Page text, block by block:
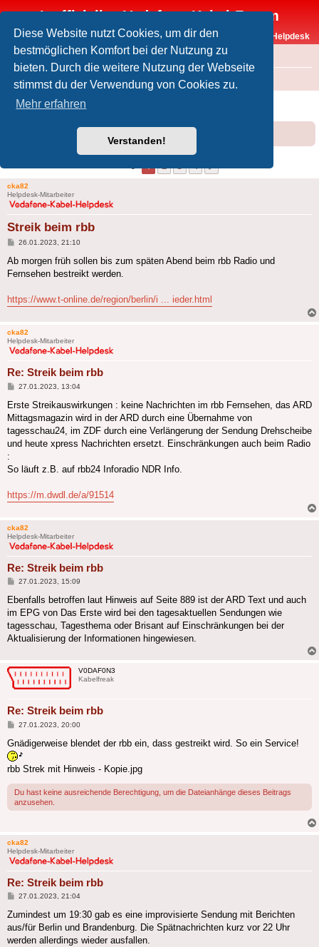
Diese Website nutzt Cookies, um dir den
bestmöglichen Komfort bei der Nutzung zu
bieten. Durch die weitere Nutzung der Webseite
stimmst du der Verwendung von Cookies zu.
Mehr erfahren
Verstanden!
Inoffizielles Vodafone-Kabel-Forum
Vodafone-Kabel-Helpdesk
FAQ
Foren-Übersicht Offtopic
Streik beim rbb
1 2 3 4 Nächste
cka82
Helpdesk-Mitarbeiter
Streik beim rbb
Beitrag
26.01.2023, 21:10
Ab morgen früh sollen bis zum späten Abend beim rbb Radio und
Fernsehen bestreikt werden.
https://www.t-online.de/region/berlin/i ... ieder.html
cka82
Helpdesk-Mitarbeiter
Re: Streik beim rbb
Beitrag
27.01.2023, 13:04
Erste Streikauswirkungen : keine Nachrichten im rbb Fernsehen, das ARD
Mittagsmagazin wird in der ARD durch eine Übernahme von
tagesschau24, im ZDF durch eine Verlängerung der Sendung Drehscheibe
und heute xpress Nachrichten ersetzt. Einschränkungen auch beim Radio
:
So läuft z.B. auf rbb24 Inforadio NDR Info.
https://m.dwdl.de/a/91514
cka82
Helpdesk-Mitarbeiter
Re: Streik beim rbb
Beitrag
27.01.2023, 15:09
Ebenfalls betroffen laut Hinweis auf Seite 889 ist der ARD Text und auch
im EPG von Das Erste wird bei den tagesaktuellen Sendungen wie
tagesschau, Tagesthema oder Brisant auf Einschränkungen bei der
Aktualisierung der Informationen hingewiesen.
V0DAF0N3
Kabelfreak
Re: Streik beim rbb
Beitrag
27.01.2023, 20:00
Gnädigerweise blendet der rbb ein, dass gestreikt wird. So ein Service!
rbb Strek mit Hinweis - Kopie.jpg
Du hast keine ausreichende Berechtigung, um die Dateianhänge dieses Beitrags
anzusehen.
cka82
Helpdesk-Mitarbeiter
Re: Streik beim rbb
Beitrag
27.01.2023, 21:04
Zumindest um 19:30 gab es eine improvisierte Sendung mit Berichten
aus/für Berlin und Brandenburg. Die Spätnachrichten kurz vor 22 Uhr
werden allerdings wieder ausfallen.